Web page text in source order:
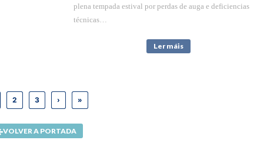
plena tempada estival por perdas de auga e deficiencias
técnicas…
Ler máis
2 3 › »
VOLVER A PORTADA